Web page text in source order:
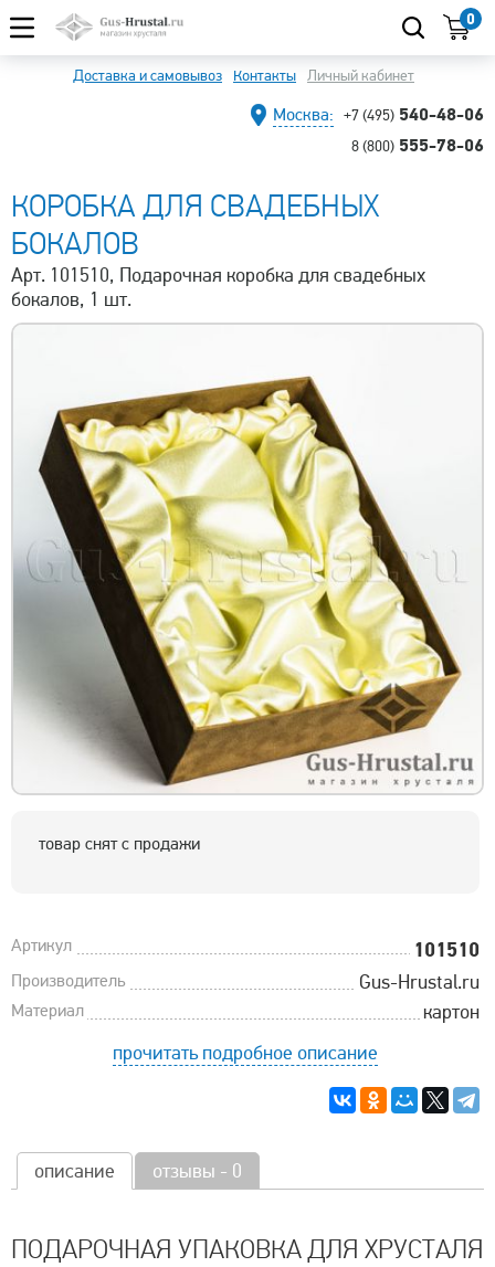
0
Доставка и самовывоз Контакты Личный кабинет
Москва: +7 (495) 540-48-06
8 (800) 555-78-06
КОРОБКА ДЛЯ СВАДЕБНЫХ
БОКАЛОВ
Арт. 101510, Подарочная коробка для свадебных
бокалов, 1 шт.
товар снят с продажи
Артикул 101510
Производитель Gus-Hrustal.ru
Материал
картон
прочитать подробное описание
описание отзывы - 0
ПОДАРОЧНАЯ УПАКОВКА ДЛЯ ХРУСТАЛЯ